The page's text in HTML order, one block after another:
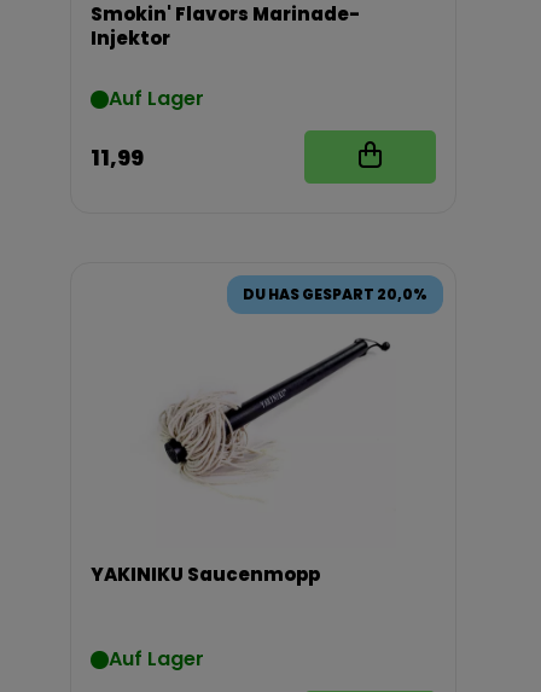
Smokin' Flavors Marinade-
Injektor
Auf Lager
11,99
DU HAS GESPART 20,0%
YAKINIKU Saucenmopp
Auf Lager